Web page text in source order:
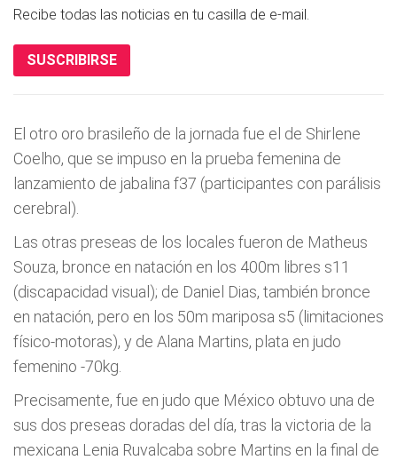
Recibe todas las noticias en tu casilla de e-mail.
SUSCRIBIRSE
El otro oro brasileño de la jornada fue el de Shirlene
Coelho, que se impuso en la prueba femenina de
lanzamiento de jabalina f37 (participantes con parálisis
cerebral).
Las otras preseas de los locales fueron de Matheus
Souza, bronce en natación en los 400m libres s11
(discapacidad visual); de Daniel Dias, también bronce
en natación, pero en los 50m mariposa s5 (limitaciones
físico-motoras), y de Alana Martins, plata en judo
femenino -70kg.
Precisamente, fue en judo que México obtuvo una de
sus dos preseas doradas del día, tras la victoria de la
mexicana Lenia Ruvalcaba sobre Martins en la final de